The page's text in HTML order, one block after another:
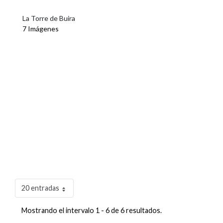
La Torre de Buira
7 Imágenes
20 entradas
Mostrando el intervalo 1 - 6 de 6 resultados.